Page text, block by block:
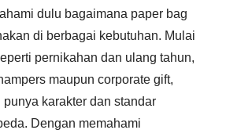
dulu bagaimana paper bag
di berbagai kebutuhan. Mulai
pernikahan dan ulang tahun,
maupun corporate gift,
karakter dan standar
Dengan memahami